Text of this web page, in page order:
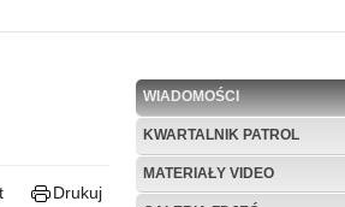
WIADOMOŚCI
KWARTALNIK PATROL
MATERIAŁY VIDEO
Drukuj